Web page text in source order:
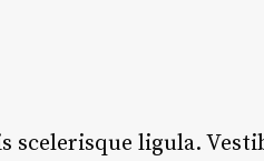
scelerisque ligula.